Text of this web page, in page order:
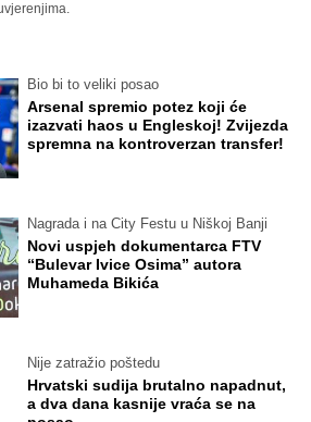
Bio bi to veliki posao
Arsenal spremio potez koji će
izazvati haos u Engleskoj! Zvijezda
spremna na kontroverzan transfer!
Nagrada i na City Festu u Niškoj Banji
Novi uspjeh dokumentarca FTV
“Bulevar Ivice Osima” autora
Muhameda Bikića
Nije zatražio poštedu
Hrvatski sudija brutalno napadnut,
a dva dana kasnije vraća se na